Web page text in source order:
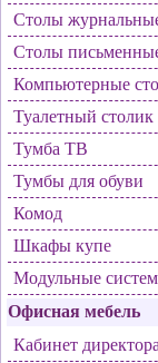
Столы
Столы
Компьютерные
Туалетный столик
Тумба ТВ
Тумбы для обуви
Комод
Шкафы купе
Модульные
Офисная мебель
Кабинет директора